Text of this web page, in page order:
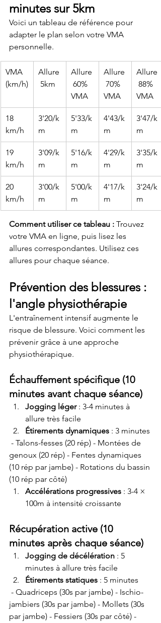
minutes sur 5km
Voici un tableau de référence pour
adapter le plan selon votre VMA
personnelle.
VMA
(km/h)
Allure
5km
Allure
60%
VMA
Allure
70%
VMA
Allure
88%
VMA
18
km/h
3'20/k
m
5'33/k
m
4'43/k
m
3'47/k
m
19
km/h
3'09/k
m
5'16/k
m
4'29/k
m
3'35/k
m
20
km/h
3'00/k
m
5'00/k
m
4'17/k
m
3'24/k
m
Comment utiliser ce tableau : Trouvez
votre VMA en ligne, puis lisez les
allures correspondantes. Utilisez ces
allures pour chaque séance.
Prévention des blessures :
l'angle physiothérapie
L'entraînement intensif augmente le
risque de blessure. Voici comment les
prévenir grâce à une approche
physiothérapique.
Échauffement spécifique (10
minutes avant chaque séance)
Jogging léger : 3-4 minutes à
allure très facile
Étirements dynamiques : 3 minutes
- Talons-fesses (20 rép) - Montées de
genoux (20 rép) - Fentes dynamiques
(10 rép par jambe) - Rotations du bassin
(10 rép par côté)
Accélérations progressives : 3-4 ×
100m à intensité croissante
Récupération active (10
minutes après chaque séance)
Jogging de décélération : 5
minutes à allure très facile
Étirements statiques : 5 minutes
- Quadriceps (30s par jambe) - Ischio-
jambiers (30s par jambe) - Mollets (30s
par jambe) - Fessiers (30s par côté) -